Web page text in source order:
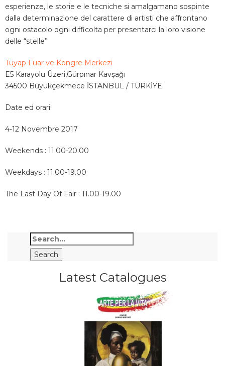
esperienze, le storie e le tecniche si amalgamano sospinte
dalla determinazione del carattere di artisti che affrontano
ogni ostacolo ogni difficolta per presentarci la loro visione
delle “stelle”
Tüyap Fuar ve Kongre Merkezi
E5 Karayolu Üzeri,Gürpınar Kavşağı
34500 Büyükçekmece İSTANBUL / TÜRKİYE
Date ed orari:
4-12 Novembre 2017
Weekends : 11.00-20.00
Weekdays : 11.00-19.00
The Last Day Of Fair : 11.00-19.00
Latest Catalogues